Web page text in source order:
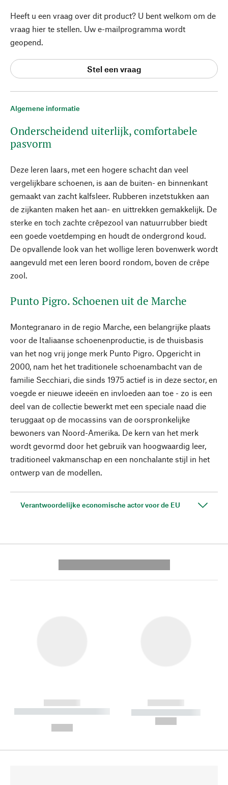
Algemene informatie
Onderscheidend uiterlijk, comfortabele
pasvorm
Deze leren laars, met een hogere schacht dan veel
vergelijkbare schoenen, is aan de buiten- en binnenkant
gemaakt van zacht kalfsleer. Rubberen inzetstukken aan
de zijkanten maken het aan- en uittrekken gemakkelijk. De
sterke en toch zachte crêpezool van natuurrubber biedt
een goede voetdemping en houdt de ondergrond koud.
De opvallende look van het wollige leren bovenwerk wordt
aangevuld met een leren boord rondom, boven de crêpe
zool.
Punto Pigro. Schoenen uit de Marche
Montegranaro in de regio Marche, een belangrijke plaats
voor de Italiaanse schoenenproductie, is de thuisbasis
van het nog vrij jonge merk Punto Pigro. Opgericht in
2000, nam het het traditionele schoenambacht van de
familie Secchiari, die sinds 1975 actief is in deze sector, en
voegde er nieuwe ideeën en invloeden aan toe - zo is een
deel van de collectie bewerkt met een speciale naad die
teruggaat op de mocassins van de oorspronkelijke
bewoners van Noord-Amerika. De kern van het merk
wordt gevormd door het gebruik van hoogwaardig leer,
traditioneel vakmanschap en een nonchalante stijl in het
ontwerp van de modellen.
Verantwoordelijke economische actor voor de EU
Heeft u een vraag over dit product? U bent welkom om de
vraag hier te stellen. Uw e-mailprogramma wordt
geopend.
Stel een vraag
------------
----------- ----------- --------
------------
----------- -----------